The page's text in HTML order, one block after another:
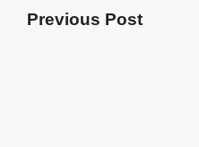
Previous Post